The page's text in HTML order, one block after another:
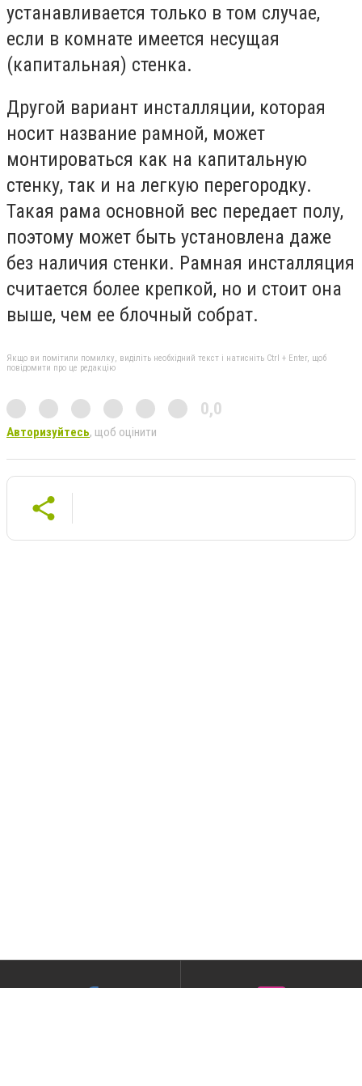
устанавливается только в том случае,
если в комнате имеется несущая
(капитальная) стенка.
Другой вариант инсталляции, которая
носит название рамной, может
монтироваться как на капитальную
стенку, так и на легкую перегородку.
Такая рама основной вес передает полу,
поэтому может быть установлена даже
без наличия стенки. Рамная инсталляция
считается более крепкой, но и стоит она
выше, чем ее блочный собрат.
Якщо ви помітили помилку, виділіть необхідний текст і натисніть Ctrl + Enter, щоб
повідомити про це редакцію
0,0
Авторизуйтесь, щоб оцінити